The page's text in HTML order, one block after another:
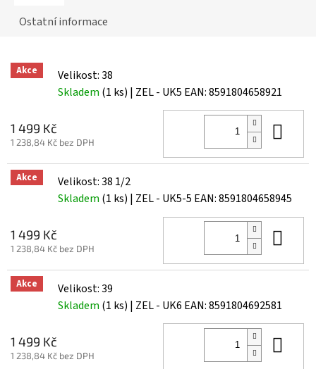
Ostatní informace
Akce
Velikost: 38
Skladem (1 ks) | ZEL - UK5 EAN:8591804658921
1 499 Kč
1 238,84 Kč bez DPH
Akce
Velikost: 38 1/2
Skladem (1 ks) | ZEL - UK5-5 EAN:8591804658945
1 499 Kč
1 238,84 Kč bez DPH
Akce
Velikost: 39
Skladem (1 ks) | ZEL - UK6 EAN:8591804692581
1 499 Kč
1 238,84 Kč bez DPH